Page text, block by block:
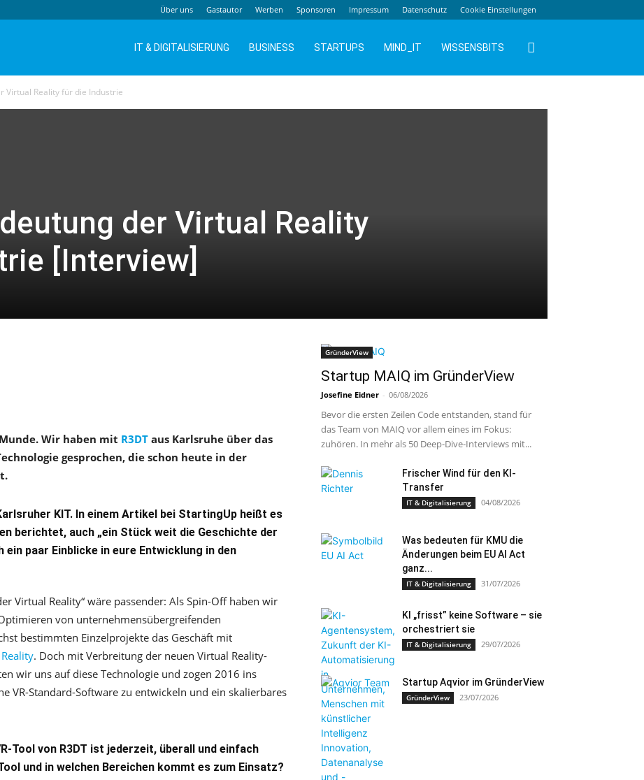
Über uns Gastautor Werben Sponsoren Impressum Datenschutz Cookie Einstellungen
IT & DIGITALISIERUNG BUSINESS STARTUPS MIND_IT WISSENSBITS
Virtual Reality für die Industrie
der Virtual Reality
[Interview]
Wir haben mit R3DT aus Karlsruhe über das
gesprochen, die schon heute in der
KIT. In einem Artikel bei StartingUp heißt es
berichtet, auch „ein Stück weit die Geschichte der
paar Einblicke in eure Entwicklung in den
Virtual Reality“ wäre passender: Als Spin-Off haben wir
von unternehmensübergreifenden
bestimmten Einzelprojekte das Geschäft mit
. Doch mit Verbreitung der neuen Virtual Reality-
wir uns auf diese Technologie und zogen 2016 ins
VR-Standard-Software zu entwickeln und ein skalierbares
Tool von R3DT ist jederzeit, überall und einfach
und in welchen Bereichen kommt es zum Einsatz?
GründerView
Startup MAIQ im GründerView
Josefine Eidner - 06/08/2026
Bevor die ersten Zeilen Code entstanden, stand für
das Team von MAIQ vor allem eines im Fokus:
zuhören. In mehr als 50 Deep-Dive-Interviews mit...
Frischer Wind für den KI-
Transfer
IT & Digitalisierung 04/08/2026
Was bedeuten für KMU die
Änderungen beim EU AI Act
ganz...
IT & Digitalisierung 31/07/2026
KI „frisst” keine Software – sie
orchestriert sie
IT & Digitalisierung 29/07/2026
Startup Aqvior im GründerView
GründerView 23/07/2026